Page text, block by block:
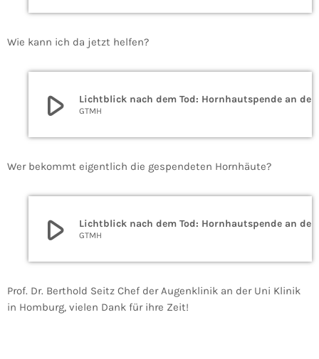
Wie kann ich da jetzt helfen?
play_arrow GTMH
Wer bekommt eigentlich die gespendeten Hornhäute?
play_arrow GTMH
Prof. Dr. Berthold Seitz Chef der Augenklinik an der Uni Klinik
in Homburg, vielen Dank für ihre Zeit!